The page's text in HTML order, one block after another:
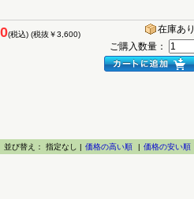
(税込) (税抜￥3,600)
在庫あり
ご購入数量：
並び替え： 指定なし | 価格の高い順 | 価格の安い順